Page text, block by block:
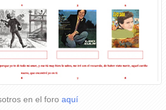
en el foro aquí